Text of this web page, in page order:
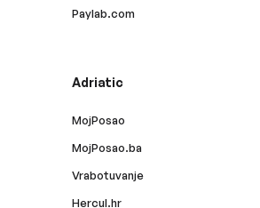
Paylab.com
Adriatic
MojPosao
MojPosao.ba
Vrabotuvanje
Hercul.hr